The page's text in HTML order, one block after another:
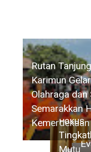
Rutan
Gelar Pekan
Semarakkan
Revitalisasi
107 Sekolah
Dimulai
Tahun 2026,
Disdik Kepri
Fokus
Tingkatkan
Mutu